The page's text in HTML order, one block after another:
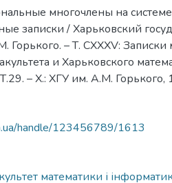
многочлены на
записки / Харьковский
Горького. – Т. СХХХV:
и Харьковского
– Х.: ХГУ им. А.М. Горького,
handle/123456789/1613
математики і